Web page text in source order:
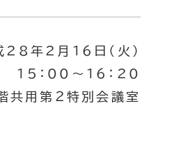
28年2月16日（火）
15：00～16：20
共用第２特別会議室